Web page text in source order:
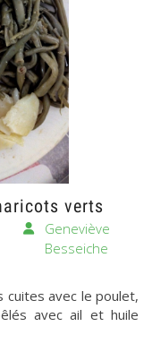
verts
Geneviève
Besseiche
avec le poulet,
avec ail et huile